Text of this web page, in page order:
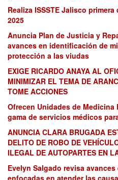
Realiza ISSSTE Jalisco
2025
Anuncia Plan de Justicia y
avances en identificación de
protección a las viudas
EXIGE RICARDO ANAYA AL
MINIMIZAR EL TEMA DE
TOME ACCIONES
Ofrecen Unidades de Medicina
gama de servicios médicos
ANUNCIA CLARA BRUGADA
DELITO DE ROBO DE
ILEGAL DE AUTOPARTES EN
Evelyn Salgado revisa
enfocadas en atender las